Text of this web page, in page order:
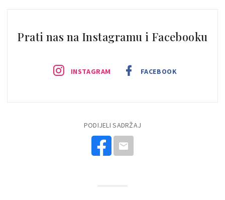
Prati nas na Instagramu i Facebooku
INSTAGRAM FACEBOOK
PODIJELI SADRŽAJ